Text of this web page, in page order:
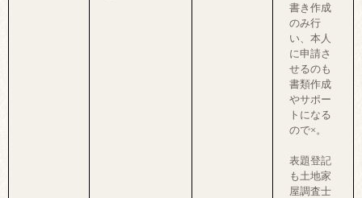
書き作成
のみ行
い、本人
に申請さ
せるのも
書類作成
やサポー
トになる
ので×。
表題登記
も土地家
屋調査士